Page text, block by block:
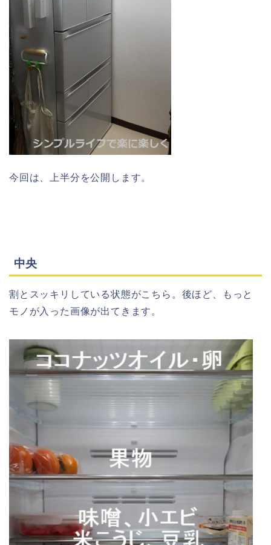
今回は、上半分を公開します。
中央
割とスッキリしている状態がこちら。後ほど、もっと
モノが入った画像が出てきます。